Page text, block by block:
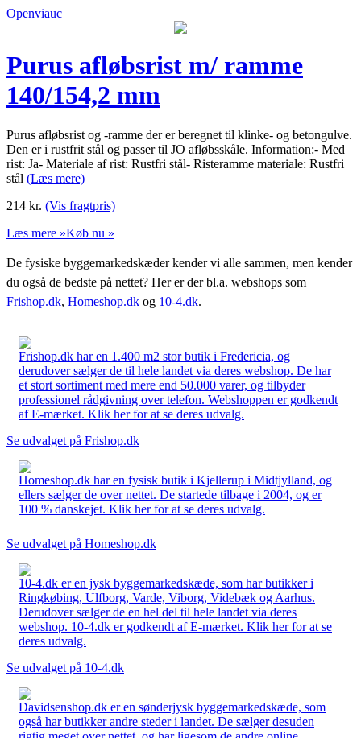
Openviauc
Purus afløbsrist m/ ramme
140/154,2 mm
Purus afløbsrist og -ramme der er beregnet til klinke- og betongulve.
Den er i rustfrit stål og passer til JO afløbsskåle. Information:- Med
rist: Ja- Materiale af rist: Rustfri stål- Risteramme materiale: Rustfri
stål (Læs mere)
214 kr. (Vis fragtpris)
Læs mere »Køb nu »
De fysiske byggemarkedskæder kender vi alle sammen, men kender
du også de bedste på nettet? Her er der bl.a. webshops som
Frishop.dk, Homeshop.dk og 10-4.dk.
Frishop.dk har en 1.400 m2 stor butik i Fredericia, og
derudover sælger de til hele landet via deres webshop. De har
et stort sortiment med mere end 50.000 varer, og tilbyder
professionel rådgivning over telefon. Webshoppen er godkendt
af E-mærket. Klik her for at se deres udvalg.
Se udvalget på Frishop.dk
Homeshop.dk har en fysisk butik i Kjellerup i Midtjylland, og
ellers sælger de over nettet. De startede tilbage i 2004, og er
100 % danskejet. Klik her for at se deres udvalg.
Se udvalget på Homeshop.dk
10-4.dk er en jysk byggemarkedskæde, som har butikker i
Ringkøbing, Ulfborg, Varde, Viborg, Videbæk og Aarhus.
Derudover sælger de en hel del til hele landet via deres
webshop. 10-4.dk er godkendt af E-mærket. Klik her for at se
deres udvalg.
Se udvalget på 10-4.dk
Davidsenshop.dk er en sønderjysk byggemarkedskæde, som
også har butikker andre steder i landet. De sælger desuden